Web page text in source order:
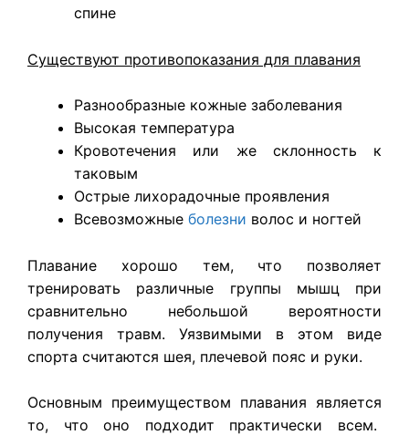
спине
Существуют противопоказания для плавания
Разнообразные кожные заболевания
Высокая температура
Кровотечения или же склонность к
таковым
Острые лихорадочные проявления
Всевозможные болезни волос и ногтей
Плавание хорошо тем, что позволяет
тренировать различные группы мышц при
сравнительно небольшой вероятности
получения травм. Уязвимыми в этом виде
спорта считаются шея, плечевой пояс и руки.
Основным преимуществом плавания является
то, что оно подходит практически всем.